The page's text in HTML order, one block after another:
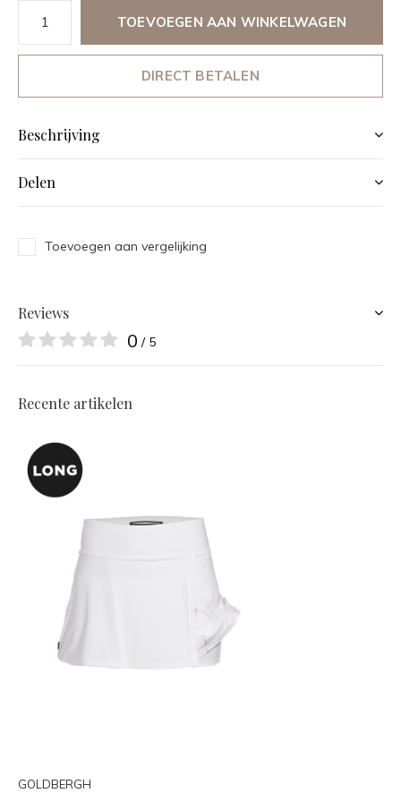
TOEVOEGEN AAN WINKELWAGEN
DIRECT BETALEN
Beschrijving
Delen
Toevoegen aan vergelijking
Reviews
0 / 5
Recente artikelen
GOLDBERGH